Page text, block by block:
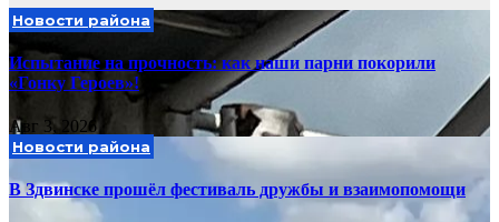
Новости района
Испытание на прочность: как наши парни покорили
«Гонку Героев»!
Авг 3, 2026
Новости района
В Здвинске прошёл фестиваль дружбы и взаимопомощи